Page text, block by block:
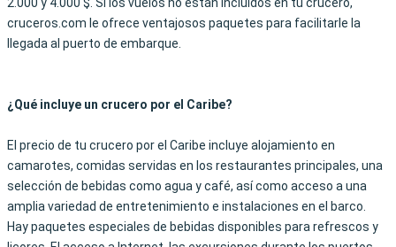
2.000 y 4.000 $. Si los vuelos no están incluidos en tu crucero,
cruceros.com le ofrece ventajosos paquetes para facilitarle la
llegada al puerto de embarque.
¿Qué incluye un crucero por el Caribe?
El precio de tu crucero por el Caribe incluye alojamiento en
camarotes, comidas servidas en los restaurantes principales, una
selección de bebidas como agua y café, así como acceso a una
amplia variedad de entretenimiento e instalaciones en el barco.
Hay paquetes especiales de bebidas disponibles para refrescos y